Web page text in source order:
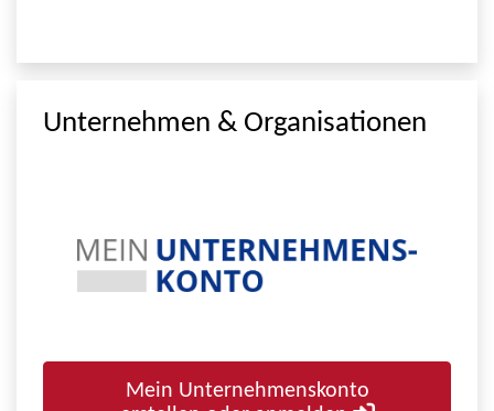
Unternehmen & Organisationen
Mein Unternehmenskonto